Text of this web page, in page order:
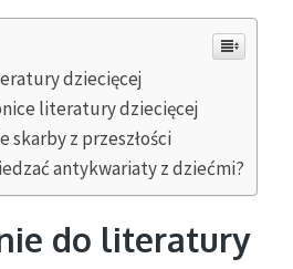
dziecięcej
literatury dziecięcej
skarby z przeszłości
antykwariaty z dziećmi?
do literatury